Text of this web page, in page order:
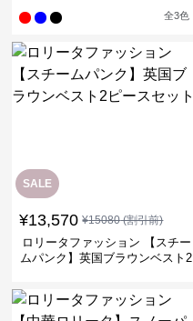
全3色
SALE
¥13,570 ¥15080(割引前)
ロリータファッション 【スチー
ムパンク】英国ブラウンベスト2